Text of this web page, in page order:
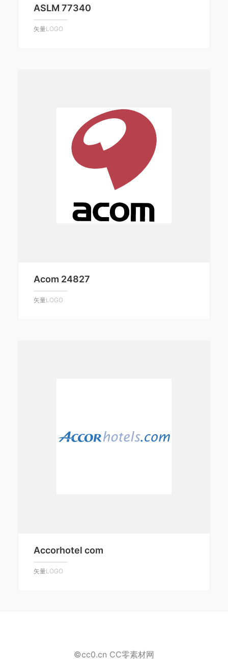
ASLM 77340
矢量LOGO
Acom 24827
矢量LOGO
Accorhotel com
矢量LOGO
©cc0.cn CC零素材网